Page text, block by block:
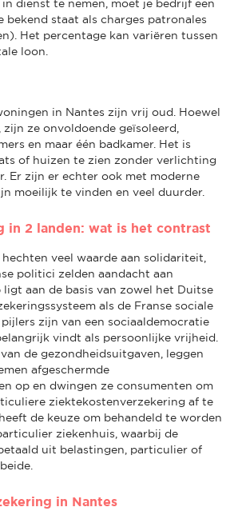
dienst te nemen, moet je bedrijf een
bekend staat als charges patronales
Het percentage kan variëren tussen
loon.
in Nantes zijn vrij oud. Hoewel
ze onvoldoende geïsoleerd,
en maar één badkamer. Het is
of huizen te zien zonder verlichting
Er zijn er echter ook met moderne
moeilijk te vinden en veel duurder.
in 2 landen: wat is het contrast
veel waarde aan solidariteit,
politici zelden aandacht aan
aan de basis van zowel het Duitse
als de Franse sociale
zijn van een sociaaldemocratie
vindt als persoonlijke vrijheid.
de gezondheidsuitgaven, leggen
afgeschermde
op en dwingen ze consumenten om
ziektekostenverzekering af te
de keuze om behandeld te worden
ziekenhuis, waarbij de
uit belastingen, particulier of
in Nantes